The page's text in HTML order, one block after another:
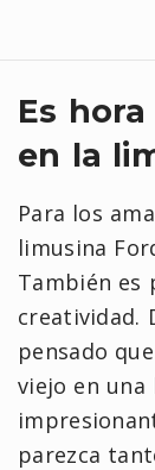
Es
en la
Para los
limusina
También es
creatividad.
pensado
viejo en una
parezca